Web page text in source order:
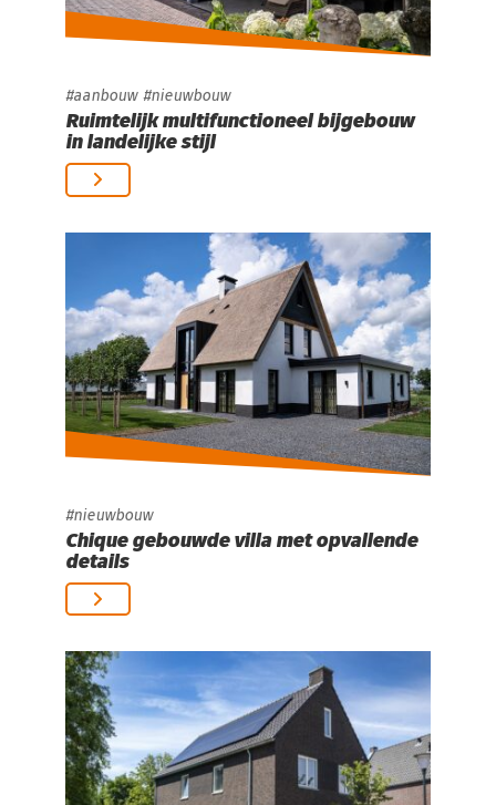
aanbouw nieuwbouw
Ruimtelijk multifunctioneel bijgebouw
in landelijke stijl
nieuwbouw
Chique gebouwde villa met opvallende
details